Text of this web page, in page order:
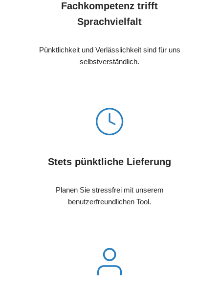
Fachkompetenz trifft
Sprachvielfalt
Pünktlichkeit und Verlässlichkeit sind für uns
selbstverständlich.
Stets pünktliche Lieferung
Planen Sie stressfrei mit unserem
benutzerfreundlichen Tool.